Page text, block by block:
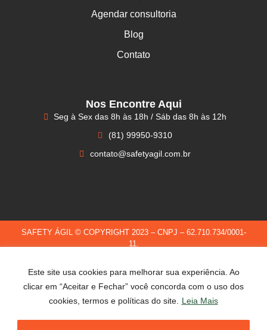
Este site usa cookies para melhorar sua experiência. Ao
clicar em “Aceitar e Fechar” você concorda com o uso dos
cookies, termos e políticas do site.
Leia Mais
Agendar consultoria
Blog
Contato
Nos Encontre Aqui
Seg à Sex das 8h às 18h / Sáb das 8h às 12h
(81) 99950-9310
contato@safetyagil.com.br
SAFETY ÁGIL © COPYRIGHT 2023 – CNPJ – 62.710.734/0001-
11.
DESENVOLVIDO POR IF WEBSITES